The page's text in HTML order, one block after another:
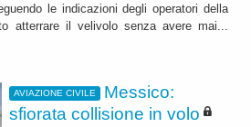
le indicazioni degli operatori della
atterrare il velivolo senza avere mai...
AVIAZIONE CIVILE
Messico:
sfiorata collisione in volo